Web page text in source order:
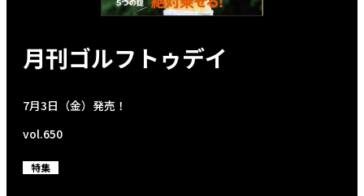
月刊ゴルフトゥデイ
7月3日（金）発売！
vol.650
特集